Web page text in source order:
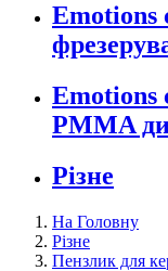
Emotions
Emotions
PMMA
Різне
На Головну
Різне
Пензлик для